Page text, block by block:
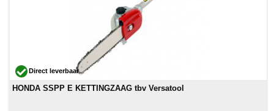
Direct leverbaar
HONDA SSPP E KETTINGZAAG tbv Versatool